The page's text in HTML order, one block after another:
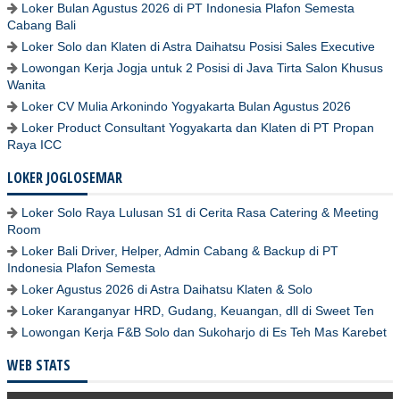
Loker Bulan Agustus 2026 di PT Indonesia Plafon Semesta
Cabang Bali
Loker Solo dan Klaten di Astra Daihatsu Posisi Sales Executive
Lowongan Kerja Jogja untuk 2 Posisi di Java Tirta Salon Khusus
Wanita
Loker CV Mulia Arkonindo Yogyakarta Bulan Agustus 2026
Loker Product Consultant Yogyakarta dan Klaten di PT Propan
Raya ICC
LOKER JOGLOSEMAR
Loker Solo Raya Lulusan S1 di Cerita Rasa Catering & Meeting
Room
Loker Bali Driver, Helper, Admin Cabang & Backup di PT
Indonesia Plafon Semesta
Loker Agustus 2026 di Astra Daihatsu Klaten & Solo
Loker Karanganyar HRD, Gudang, Keuangan, dll di Sweet Ten
Lowongan Kerja F&B Solo dan Sukoharjo di Es Teh Mas Karebet
WEB STATS